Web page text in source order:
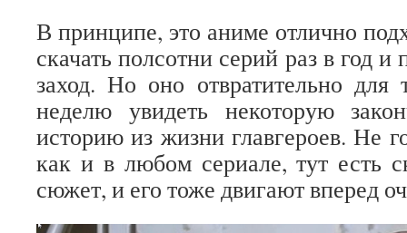
В принципе, это аниме отлично
скачать полсотни серий раз в год
заход. Но оно отвратительно для
неделю увидеть некоторую
историю из жизни главгероев. Не
как и в любом сериале, тут есть
сюжет, и его тоже двигают вперед